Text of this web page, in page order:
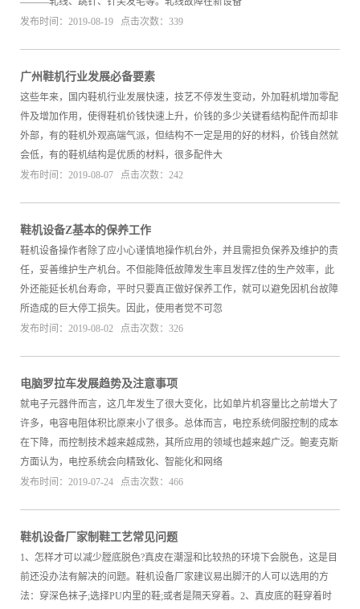
发布时间：2019-08-19 点击次数：339
广州鞋机行业发展必备要素
这些年来，国内鞋机行业发展快速，技艺不停发生变动，外加鞋机增加零配
件及增加作用，使得鞋机价钱快速上升，价钱的多少关键看结构配件而却非
外部，有的鞋机外观高端气派，但结构不一定是用的好的材料，价钱自然就
会低，有的鞋机结构是优质的材料，很多配件大
发布时间：2019-08-07 点击次数：242
鞋机设备Z基本的保养工作
鞋机设备操作者除了应小心谨慎地操作机台外，并且需担负保养及维护的责
任，妥善维护生产机台。不但能降低故障发生率且发挥Z佳的生产效率，此
外还能延长机台寿命，平时只要真正做好保养工作，就可以避免因机台故障
所造成的巨大停工损失。因此，使用者觉不可忽
发布时间：2019-08-02 点击次数：326
电脑罗拉车发展趋势及注意事项
就电子元器件而言，这几年发生了很大变化，比如单片机容量比之前增大了
许多，电容电阻体积比原来小了很多。总体而言，电控系统伺服控制的成本
在下降，而控制技术越来越成熟，其所应用的领域也越来越广泛。鲍麦克斯
方面认为，电控系统会向精致化、智能化和网络
发布时间：2019-07-24 点击次数：466
鞋机设备厂家制鞋工艺常见问题
1、怎样才可以减少膛底脱色?真皮在潮湿和比较热的环境下会脱色，这是目
前还没办法有解决的问题。鞋机设备厂家建议易出脚汗的人可以选用的方
法：穿深色袜子;选择PU内里的鞋;或者是隔天穿着。2、真皮底的鞋穿着时